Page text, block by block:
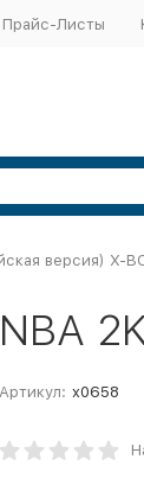
Прайс-Листы
версия) X-
NBA
Артикул: x0658